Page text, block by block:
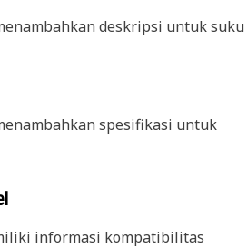
deskripsi untuk suku
spesifikasi untuk
informasi kompatibilitas